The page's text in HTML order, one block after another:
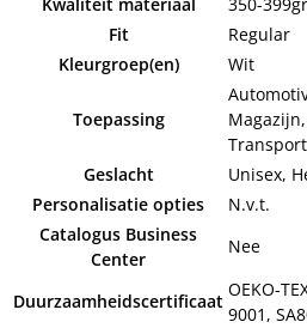
Kwaliteit materiaal
350-
Fit
Regular
Kleurgroep(en)
Wit
Toepassing
Transport
Geslacht
Unisex,
Personalisatie opties
N.v.t.
Catalogus Business
Center
Nee
Duurzaamheidscertificaat
OEKO-
9001,